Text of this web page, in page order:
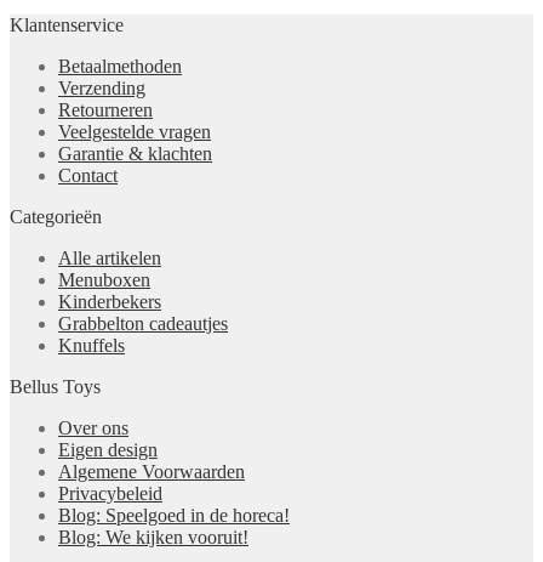
Klantenservice
Betaalmethoden
Verzending
Retourneren
Veelgestelde vragen
Garantie & klachten
Contact
Categorieën
Alle artikelen
Menuboxen
Kinderbekers
Grabbelton cadeautjes
Knuffels
Bellus Toys
Over ons
Eigen design
Algemene Voorwaarden
Privacybeleid
Blog: Speelgoed in de horeca!
Blog: We kijken vooruit!